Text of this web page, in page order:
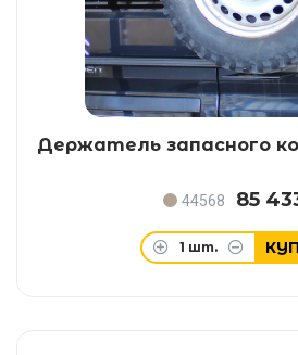
Держатель запасного
44568 85
1 шт.